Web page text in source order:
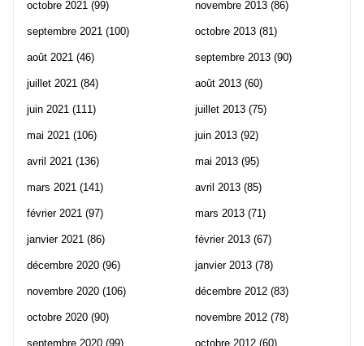
octobre 2021 (99)
septembre 2021 (100)
août 2021 (46)
juillet 2021 (84)
juin 2021 (111)
mai 2021 (106)
avril 2021 (136)
mars 2021 (141)
février 2021 (97)
janvier 2021 (86)
décembre 2020 (96)
novembre 2020 (106)
octobre 2020 (90)
septembre 2020 (99)
novembre 2013 (86)
octobre 2013 (81)
septembre 2013 (90)
août 2013 (60)
juillet 2013 (75)
juin 2013 (92)
mai 2013 (95)
avril 2013 (85)
mars 2013 (71)
février 2013 (67)
janvier 2013 (78)
décembre 2012 (83)
novembre 2012 (78)
octobre 2012 (60)